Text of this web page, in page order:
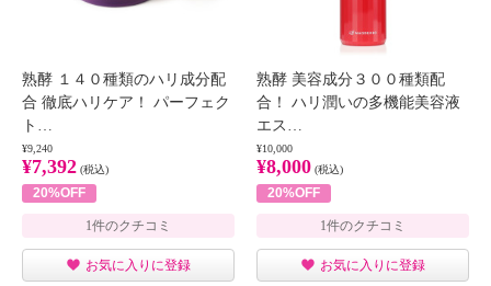
熟酵 １４０種類のハリ成分配
合 徹底ハリケア！ パーフェク
ト…
¥9,240
¥7,392 (税込)
20%OFF
1件のクチコミ
お気に入りに登録
熟酵 美容成分３００種類配
合！ ハリ潤いの多機能美容液
エス…
¥10,000
¥8,000 (税込)
20%OFF
1件のクチコミ
お気に入りに登録